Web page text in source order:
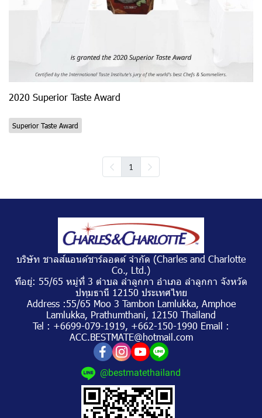
2020 Superior Taste Award
Superior Taste Award
1
บริษัท ชาลส์แอนด์ชาร์ลอตต์ จำกัด (Charles and Charlotte
Co., Ltd.)
ทีอยู่: 55/65 หมู่ที่ 3 ตำบล ลำลูกกา อำเภอ ลำลูกกา จังหวัด
ปทุมธานี 12150 ประเทศไทย
Address :55/65 Moo 3 Tambon Lamlukka, Amphoe
Lamlukka, Prathumthani, 12150 Thailand
Tel : +6699-079-1919, +662-150-1990 Email :
ACC.BESTMATE@hotmail.com
@bestmatethailand